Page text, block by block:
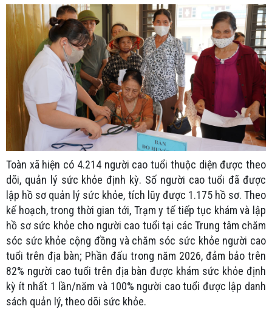
Toàn xã hiện có 4.214 người cao tuổi thuộc diện được theo
dõi, quản lý sức khỏe định kỳ. Số người cao tuổi đã được
lập hồ sơ quản lý sức khỏe, tích lũy được 1.175 hồ sơ. Theo
kế hoạch, trong thời gian tới, Trạm y tế tiếp tục khám và lập
hồ sơ sức khỏe cho người cao tuổi tại các Trung tâm chăm
sóc sức khỏe cộng đồng và chăm sóc sức khỏe người cao
tuổi trên địa bàn; Phần đấu trong năm 2026, đảm bảo trên
82% người cao tuổi trên địa bàn được khám sức khỏe định
kỳ ít nhất 1 lần/năm và 100% người cao tuổi được lập danh
sách quản lý, theo dõi sức khỏe.